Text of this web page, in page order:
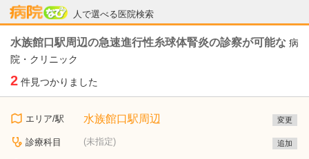
人で選べる医院検索
病院なび
水族館口駅周辺の急速進行性糸球体腎炎の診察が可能な 病
院・クリニック
2 件見つかりました
エリア/駅 水族館口駅周辺 変更
診療科目 (未指定) 追加